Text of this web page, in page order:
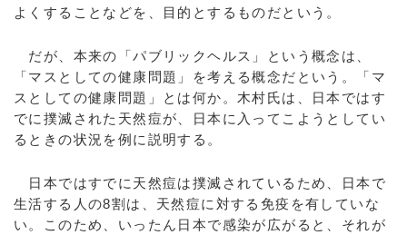
よくすることなどを、目的とするものだという。
だが、本来の「パブリックヘルス」という概念は、
「マスとしての健康問題」を考える概念だという。「マ
スとしての健康問題」とは何か。木村氏は、日本ではす
でに撲滅された天然痘が、日本に入ってこようとしてい
るときの状況を例に説明する。
日本ではすでに天然痘は撲滅されているため、日本で
生活する人の8割は、天然痘に対する免疫を有していな
い。このため、いったん日本で感染が広がると、それが